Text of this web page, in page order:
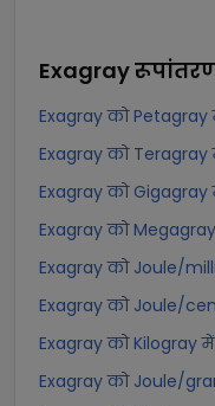
Exagray
Exagray को
Exagray को
Exagray को
Exagray को
Exagray को Joule/
Exagray को Joule/
Exagray को Kilogray
Exagray को Joule/